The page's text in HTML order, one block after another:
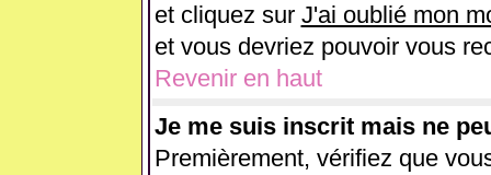
et cliquez sur J'ai oublié mon
et vous devriez pouvoir vous
Revenir en haut
Je me suis inscrit mais ne
Premièrement, vérifiez que